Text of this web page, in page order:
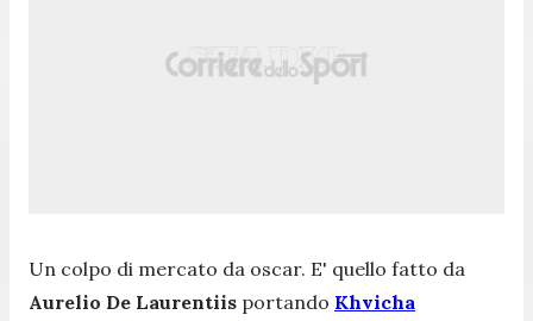
Un colpo di mercato da oscar. E' quello fatto da
Aurelio De Laurentiis portando Khvicha